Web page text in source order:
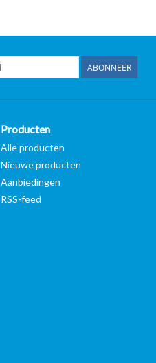
ABONNEER
Producten
Alle producten
Nieuwe producten
Aanbiedingen
RSS-feed